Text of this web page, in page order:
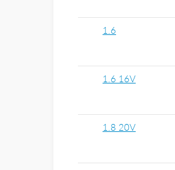
1.6
1.6 16V
1.8 20V